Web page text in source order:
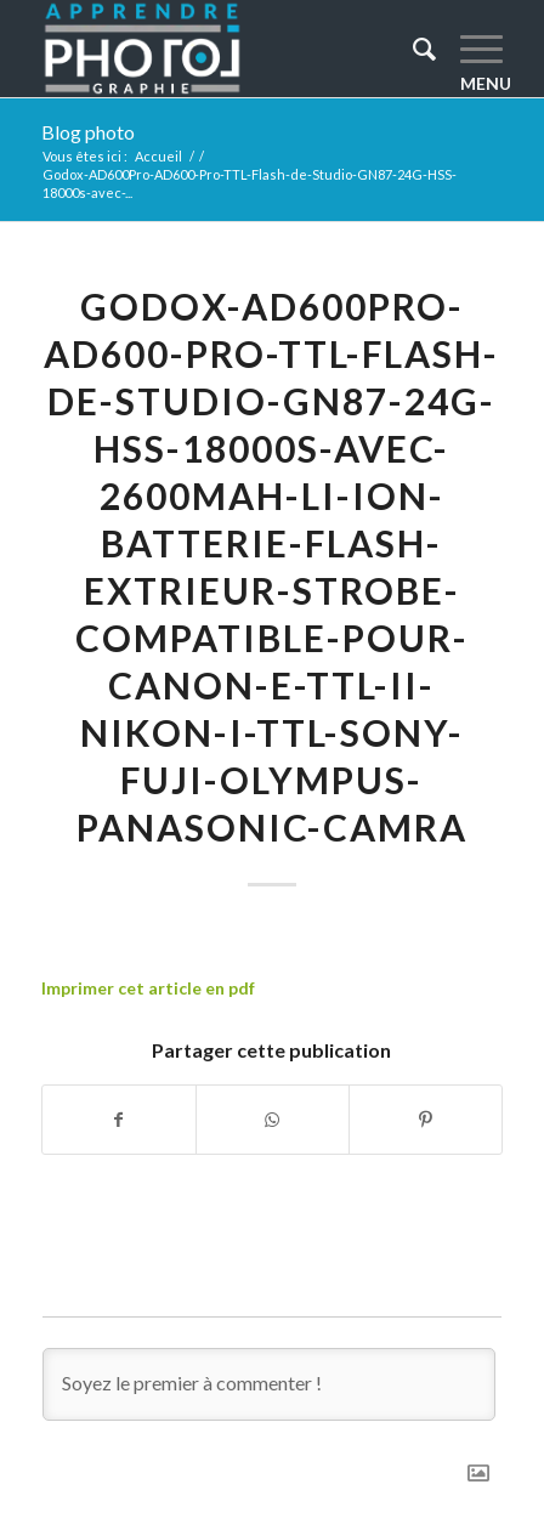
Blog photo
Vous êtes ici : Accueil / /
Godox-AD600Pro-AD600-Pro-TTL-Flash-de-Studio-GN87-24G-HSS-
18000s-avec-...
GODOX-AD600PRO-
AD600-PRO-TTL-FLASH-
DE-STUDIO-GN87-24G-
HSS-18000S-AVEC-
2600MAH-LI-ION-
BATTERIE-FLASH-
EXTRIEUR-STROBE-
COMPATIBLE-POUR-
CANON-E-TTL-II-
NIKON-I-TTL-SONY-
FUJI-OLYMPUS-
PANASONIC-CAMRA
Imprimer cet article en pdf
Partager cette publication